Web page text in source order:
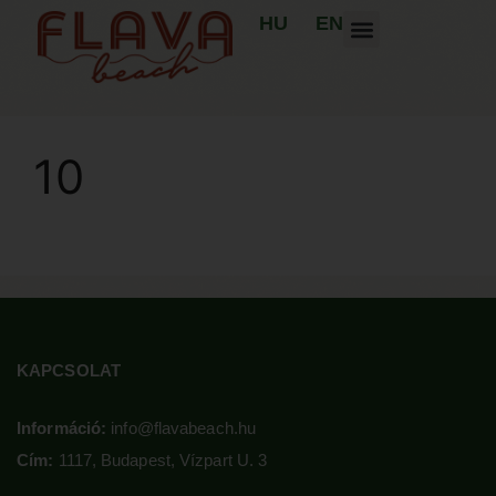
HU EN
10
KAPCSOLAT
Információ: info@flavabeach.hu
Cím: 1117, Budapest, Vízpart U. 3